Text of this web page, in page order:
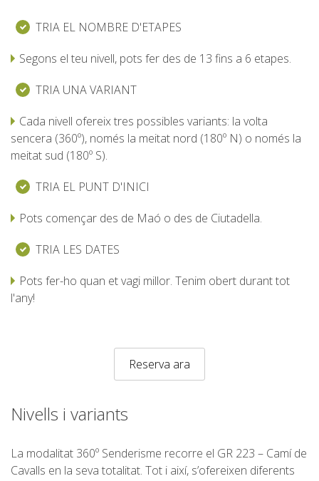
PREU
SERVEIS INCLOSOS
ALLOTJAMENT
REGLAMENT
TRIA EL NOMBRE D'ETAPES
Segons el teu nivell, pots fer des de 13 fins a 6 etapes.
TRIA UNA VARIANT
Cada nivell ofereix tres possibles variants: la volta
sencera (360º), només la meitat nord (180º N) o només la
meitat sud (180º S).
TRIA EL PUNT D'INICI
Pots començar des de Maó o des de Ciutadella.
TRIA LES DATES
Pots fer-ho quan et vagi millor. Tenim obert durant tot
l'any!
Reserva ara
Nivells i variants
La modalitat 360º Senderisme recorre el GR 223 – Camí de
Cavalls en la seva totalitat. Tot i així, s’ofereixen diferents